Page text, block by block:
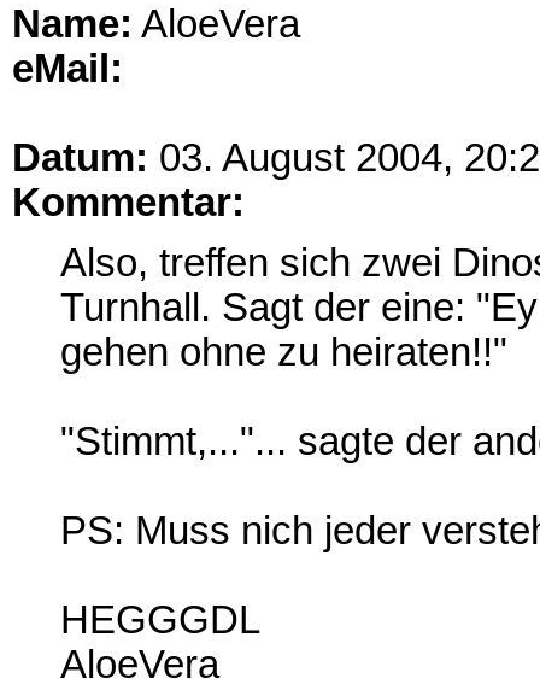
Name: AloeVera
eMail:
Datum: 03. August 2004,
Kommentar:
Also, treffen sich zwei
Turnhall. Sagt der eine:
gehen ohne zu heiraten!!"
"Stimmt,..."... sagte der
PS: Muss nich jeder
HEGGGDL
AloeVera